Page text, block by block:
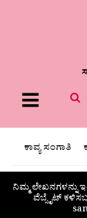
Menu
ಕಾವ್ಯ ಸಂಗಾತಿ
ನಿಮ್ಮ
ವೆಬ್ಸೈಟ್